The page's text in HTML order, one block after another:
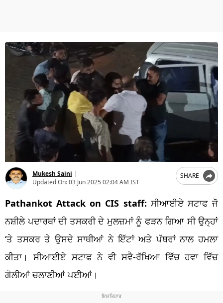
Mukesh Saini |
Updated On:03 Jun 2025 02:04 AM IST
SHARE
Pathankot Attack on CIS staff: ਸੀਆਈਏ ਸਟਾਫ ਜੋ
ਨਸ਼ੀਲੇ ਪਦਾਰਥਾਂ ਦੀ ਤਸਕਰੀ ਦੇ ਮੁਲਜ਼ਮਾਂ ਨੂੰ ਫੜਨ ਗਿਆ ਸੀ ਉਨ੍ਹਾਂ
‘ਤੇ ਤਸਕਰ ਤੇ ਉਸਦੇ ਸਾਥੀਆਂ ਨੇ ਇੱਟਾਂ ਅਤੇ ਪੱਥਰਾਂ ਨਾਲ ਹਮਲਾ
ਕੀਤਾ। ਸੀਆਈਏ ਸਟਾਫ ਨੇ ਵੀ ਸਵੈ-ਰੱਖਿਆ ਵਿੱਚ ਹਵਾ ਵਿੱਚ
ਗੋਲੀਆਂ ਚਲਾਣੀਆਂ ਪਈਆਂ।